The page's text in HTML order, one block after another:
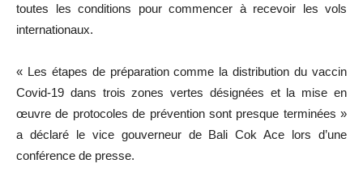
toutes les conditions pour commencer à recevoir les vols
internationaux.
« Les étapes de préparation comme la distribution du vaccin
Covid-19 dans trois zones vertes désignées et la mise en
œuvre de protocoles de prévention sont presque terminées »
a déclaré le vice gouverneur de Bali Cok Ace lors d’une
conférence de presse.